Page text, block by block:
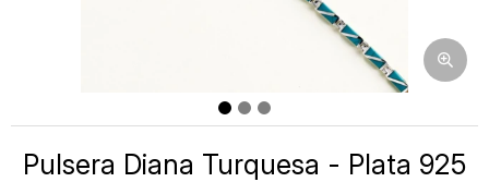
Pulsera Diana Turquesa - Plata 925